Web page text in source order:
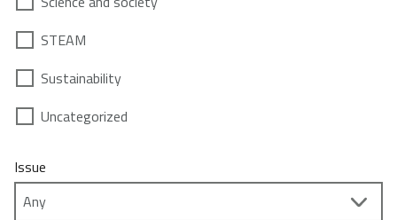
STEAM
Sustainability
Uncategorized
Issue